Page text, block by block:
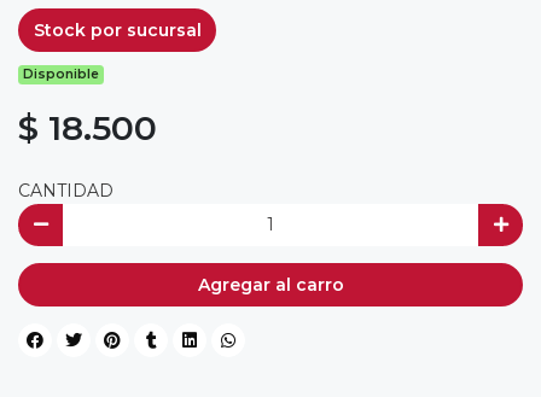
Stock por sucursal
Disponible
$ 18.500
CANTIDAD
Agregar al carro